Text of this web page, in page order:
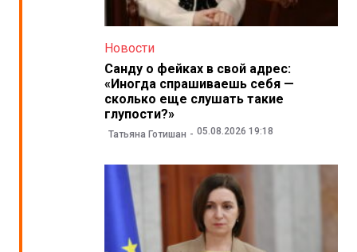
Новости
Санду о фейках в свой адрес:
«Иногда спрашиваешь себя —
сколько еще слушать такие
глупости?»
Татьяна Готишан 05.08.2026 19:18